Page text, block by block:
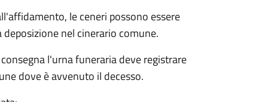
le ceneri possono essere
nel cinerario comune.
l'urna funeraria deve registrare
dove è avvenuto il decesso.